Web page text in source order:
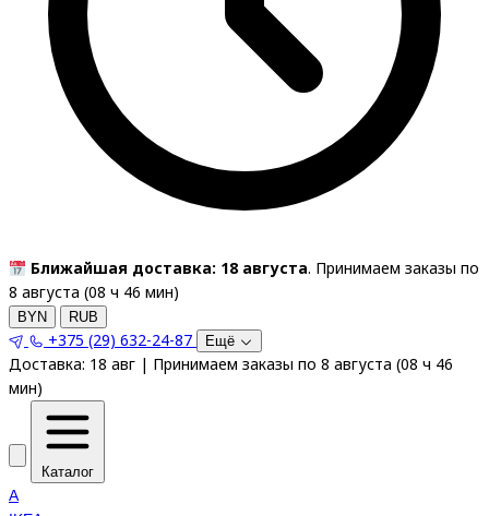
Ближайшая доставка: 18 августа. Принимаем заказы по
8 августа (08 ч 46 мин)
BYN RUB
+375 (29) 632-24-87 Ещё
Доставка: 18 авг | Принимаем заказы по 8 августа (08 ч 46
мин)
Каталог
A